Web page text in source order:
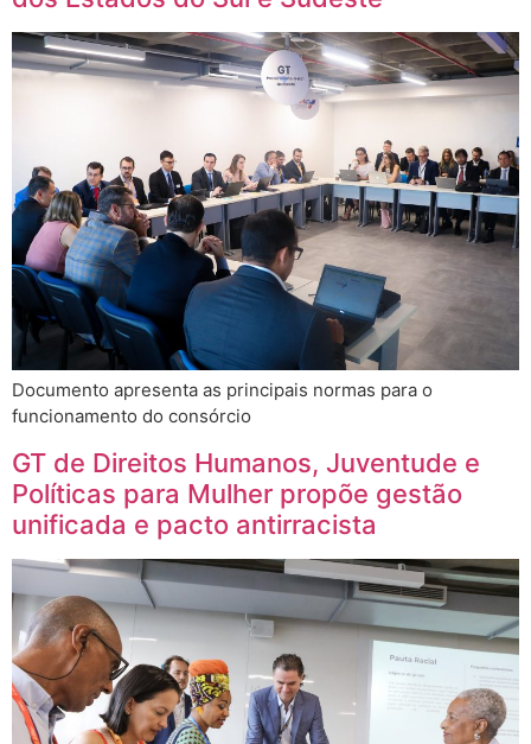
Documento apresenta as principais normas para o
funcionamento do consórcio
GT de Direitos Humanos, Juventude e
Políticas para Mulher propõe gestão
unificada e pacto antirracista